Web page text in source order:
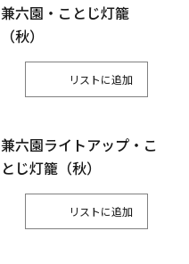
兼六園・ことじ灯籠
（秋）
リスト
兼六園ライトアップ・こ
とじ灯籠（秋）
リスト